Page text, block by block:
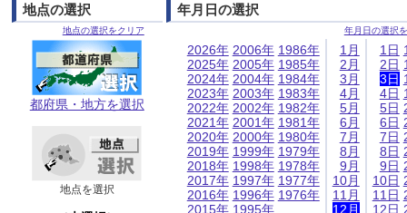
地点の選択
地点の選択をクリア
都府県・地方を選択
地点を選択
年月日の選択
年月日の選択
2026年
2025年
2024年
2023年
2022年
2021年
2020年
2019年
2018年
2017年
2016年
2015年
2006年
2005年
2004年
2003年
2002年
2001年
2000年
1999年
1998年
1997年
1996年
1995年
1986年
1985年
1984年
1983年
1982年
1981年
1980年
1979年
1978年
1977年
1976年
1月
2月
3月
4月
5月
6月
7月
8月
9月
10月
11月
12月
1日
2日
3日
4日
5日
6日
7日
8日
9日
10日
11日
12日